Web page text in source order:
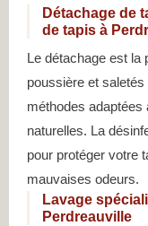
Détachage de
de tapis à
Le détachage est la
poussière et
méthodes adaptées
naturelles. La
pour protéger votre
mauvaises odeurs.
Lavage
Perdreauville